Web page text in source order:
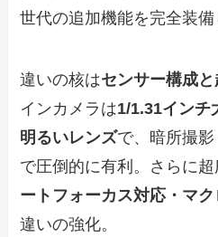
世代の追加機能を完全装備
違いの核はセンサー構成
インカメラは1/1.31インチ
明るいレンズで、暗所撮
で圧倒的に有利。さらに
ートフォーカス対応・マ
違いの強化。